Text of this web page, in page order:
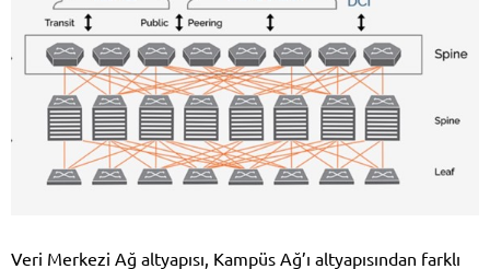
Veri Merkezi Ağ altyapısı, Kampüs Ağ’ı altyapısından farklı